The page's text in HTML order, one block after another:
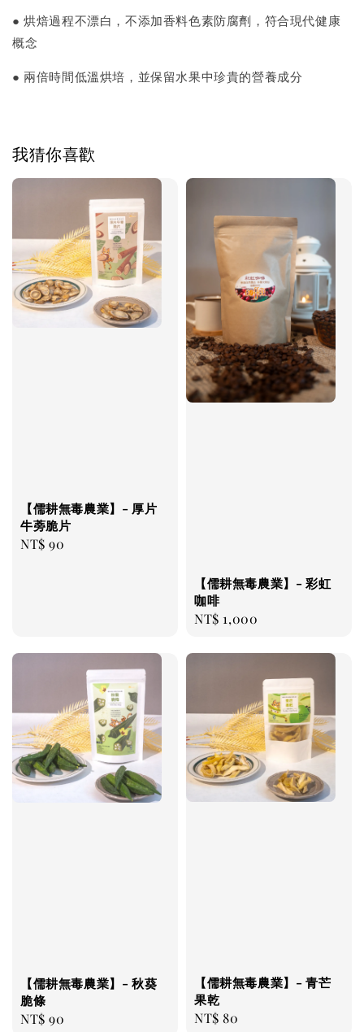
● 烘焙過程不漂白，不添加香料色素防腐劑，符合現代健康
概念
● 兩倍時間低溫烘培，並保留水果中珍貴的營養成分
我猜你喜歡
【儒耕無毒農業】- 厚片
牛蒡脆片
Regular
NT$ 90
【儒耕無毒農業】- 彩虹
咖啡
Regular
NT$ 1,000
【儒耕無毒農業】- 秋葵
脆條
Regular
NT$ 90
【儒耕無毒農業】- 青芒
果乾
Regular
NT$ 80